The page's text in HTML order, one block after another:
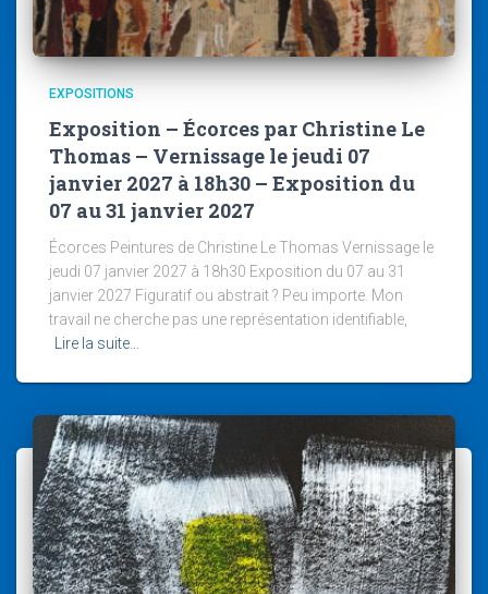
EXPOSITIONS
Exposition – Écorces par Christine Le
Thomas – Vernissage le jeudi 07
janvier 2027 à 18h30 – Exposition du
07 au 31 janvier 2027
Écorces Peintures de Christine Le Thomas Vernissage le
jeudi 07 janvier 2027 à 18h30 Exposition du 07 au 31
janvier 2027 Figuratif ou abstrait ? Peu importe. Mon
travail ne cherche pas une représentation identifiable,
Lire la suite…